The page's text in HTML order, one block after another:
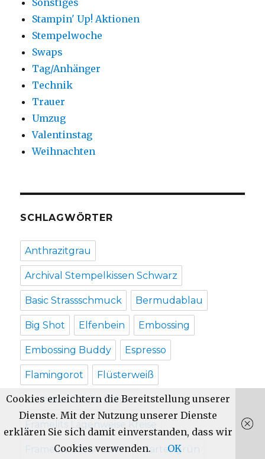
Stampin' Up! Aktionen
Stempelwoche
Swaps
Tag/Anhänger
Technik
Trauer
Umzug
Valentinstag
Weihnachten
SCHLAGWÖRTER
Anthrazitgrau
Archival Stempelkissen Schwarz
Basic Strassschmuck Bermudablau
Big Shot Elfenbein Embossing
Embossing Buddy Espresso
Flamingorot Flüsterweiß
Framelits Große Zahlen
Framelits Lagenweise Kreise
Framelits Stickmuster Gartengrün
Cookies erleichtern die Bereitstellung unserer
Dienste. Mit der Nutzung unserer Dienste
erklären Sie sich damit einverstanden, dass wir
Cookies verwenden.
OK